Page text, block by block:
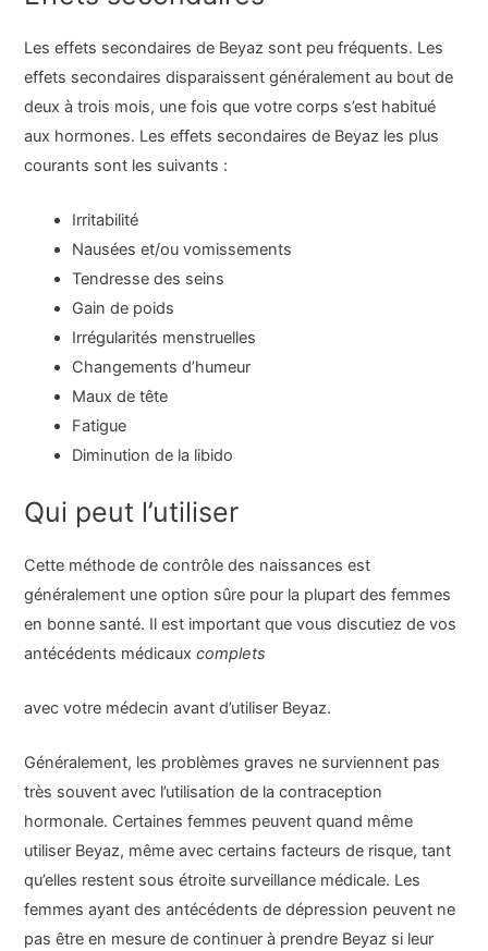
Les effets secondaires de Beyaz sont peu fréquents. Les
effets secondaires disparaissent généralement au bout de
deux à trois mois, une fois que votre corps s’est habitué
aux hormones. Les effets secondaires de Beyaz les plus
courants sont les suivants :
Irritabilité
Nausées et/ou vomissements
Tendresse des seins
Gain de poids
Irrégularités menstruelles
Changements d’humeur
Maux de tête
Fatigue
Diminution de la libido
Qui peut l’utiliser
Cette méthode de contrôle des naissances est
généralement une option sûre pour la plupart des femmes
en bonne santé. Il est important que vous discutiez de vos
antécédents médicauxcomplets
avec votre médecin avant d’utiliser Beyaz.
Généralement, les problèmes graves ne surviennent pas
très souvent avec l’utilisation de la contraception
hormonale. Certaines femmes peuvent quand même
utiliser Beyaz, même avec certains facteurs de risque, tant
qu’elles restent sous étroite surveillance médicale. Les
femmes ayant des antécédents de dépression peuvent ne
pas être en mesure de continuer à prendre Beyaz si leur